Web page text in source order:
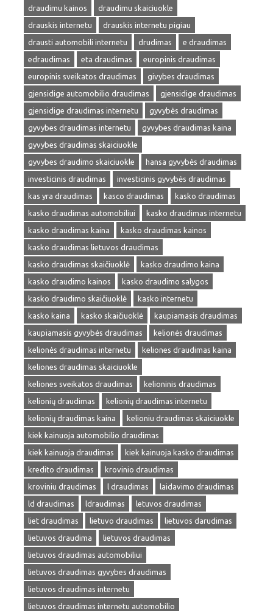
draudimu kainos
draudimu skaiciuokle
drauskis internetu
drauskis internetu pigiau
drausti automobili internetu
drudimas
e draudimas
edraudimas
eta draudimas
europinis draudimas
europinis sveikatos draudimas
givybes draudimas
gjensidige automobilio draudimas
gjensidige draudimas
gjensidige draudimas internetu
gyvybės draudimas
gyvybes draudimas internetu
gyvybes draudimas kaina
gyvybes draudimas skaiciuokle
gyvybes draudimo skaiciuokle
hansa gyvybės draudimas
investicinis draudimas
investicinis gyvybės draudimas
kas yra draudimas
kasco draudimas
kasko draudimas
kasko draudimas automobiliui
kasko draudimas internetu
kasko draudimas kaina
kasko draudimas kainos
kasko draudimas lietuvos draudimas
kasko draudimas skaičiuoklė
kasko draudimo kaina
kasko draudimo kainos
kasko draudimo salygos
kasko draudimo skaičiuoklė
kasko internetu
kasko kaina
kasko skaičiuoklė
kaupiamasis draudimas
kaupiamasis gyvybės draudimas
kelionės draudimas
kelionės draudimas internetu
keliones draudimas kaina
keliones draudimas skaiciuokle
keliones sveikatos draudimas
kelioninis draudimas
kelionių draudimas
kelionių draudimas internetu
kelionių draudimas kaina
kelioniu draudimas skaiciuokle
kiek kainuoja automobilio draudimas
kiek kainuoja draudimas
kiek kainuoja kasko draudimas
kredito draudimas
krovinio draudimas
kroviniu draudimas
l draudimas
laidavimo draudimas
ld draudimas
ldraudimas
letuvos draudimas
liet draudimas
lietuvo draudimas
lietuvos darudimas
lietuvos draudima
lietuvos draudimas
lietuvos draudimas automobiliui
lietuvos draudimas gyvybes draudimas
lietuvos draudimas internetu
lietuvos draudimas internetu automobilio